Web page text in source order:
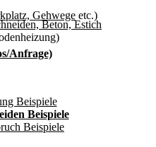
Gehwege etc.)
Beton, Estich
Anfrage)
Beispiele
Beispiele
Beispiele